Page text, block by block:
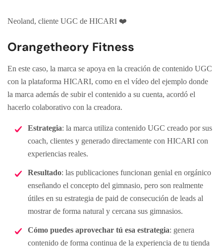
Neoland, cliente UGC de HICARI ❤️
Orangetheory Fitness
En este caso, la marca se apoya en la creación de contenido UGC
con la plataforma HICARI, como en el vídeo del ejemplo donde
la marca además de subir el contenido a su cuenta, acordó el
hacerlo colaborativo con la creadora.
Estrategia: la marca utiliza contenido UGC creado por sus
coach, clientes y generado directamente con HICARI con
experiencias reales.
Resultado: las publicaciones funcionan genial en orgánico
enseñando el concepto del gimnasio, pero son realmente
útiles en su estrategia de paid de consecución de leads al
mostrar de forma natural y cercana sus gimnasios.
Cómo puedes aprovechar tú esa estrategia: genera
contenido de forma continua de la experiencia de tu tienda